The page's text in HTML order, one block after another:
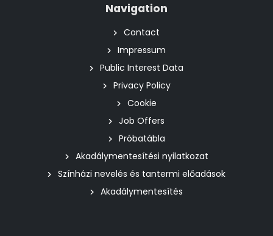
Navigation
Contact
Impressum
Public Interest Data
Privacy Policy
Cookie
Job Offers
Próbatábla
Akadálymentesítési nyilatkozat
Színházi nevelés és tantermi előadások
Akadálymentesítés